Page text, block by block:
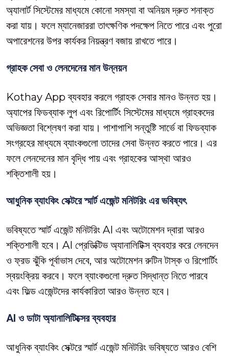
অ্যালার্ট সিস্টেমের মাধ্যমে কোনো সমস্যা বা অনিয়ম দ্রুত শনাক্ত
করা যায়। ফলে ম্যানেজাররা তাৎক্ষণিক পদক্ষেপ নিতে পারে এবং পুরো
অপারেশনের উপর কার্যকর নিয়ন্ত্রণ বজায় রাখতে পারে।
গ্রাহক সেবা ও লেনদেনের মান উন্নয়ন
Kothay App ব্যবহার করলে গ্রাহক সেবার মানও উন্নত হয়।
অ্যাপের ফিডব্যাক লুপ এবং রিপোর্টিং সিস্টেমের মাধ্যমে গ্রাহকদের
অভিজ্ঞতা বিশ্লেষণ করা যায়। পাশাপাশি সন্তুষ্টি সার্ভে বা ফিডব্যাক
সংগ্রহের মাধ্যমে ব্যাংকগুলো তাদের সেবা উন্নত করতে পারে। এর
ফলে লেনদেনের মান বৃদ্ধি পায় এবং গ্রাহকের আস্থা আরও
শক্তিশালী হয়।
আধুনিক ব্যাংকিং সেক্টরে স্মার্ট এজেন্ট মনিটরিং এর ভবিষ্যৎ
ভবিষ্যতে স্মার্ট এজেন্ট মনিটরিং AI এবং অটোমেশন দ্বারা আরও
শক্তিশালী হবে। AI প্রেডিক্টিভ অ্যানালিটিক্স ব্যবহার করে লেনদেন
ও ফ্রড ঝুঁকি পূর্বাভাস দেবে, আর অটোমেশন রুটিন টাস্ক ও রিপোর্টিং
স্বয়ংক্রিয় করবে। ফলে ব্যাংকগুলো দ্রুত সিদ্ধান্ত নিতে পারবে
এবং ফিল্ড এজেন্টদের কার্যকারিতা আরও উন্নত হবে।
AI ও ডাটা অ্যানালিটিক্সের ব্যবহার
আধুনিক ব্যাংকিং সেক্টরে স্মার্ট এজেন্ট মনিটরিং ভবিষ্যতে আরও বেশি